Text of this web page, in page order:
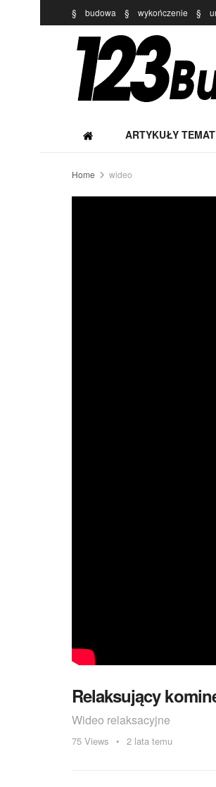
§ budowa § wykończenie §
ARTYKUŁY
Home wideo
Relaksujący
Wideo relaksacyjne
75 Views 2 lata temu